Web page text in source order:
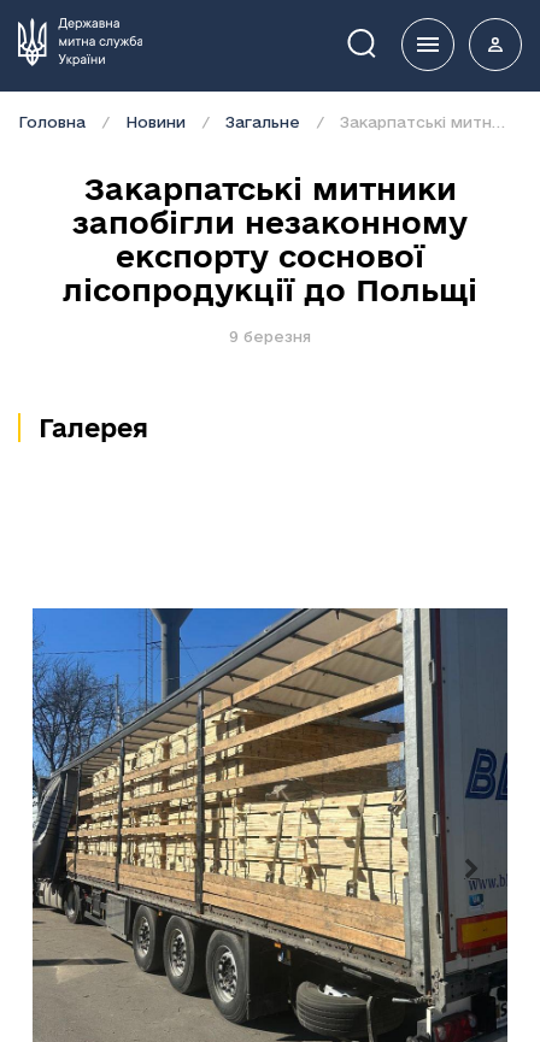
Пошук
Головна Новини Загальне
Закарпатські митники
запобігли незаконному
експорту соснової
лісопродукції до Польщі
9 березня
Галерея